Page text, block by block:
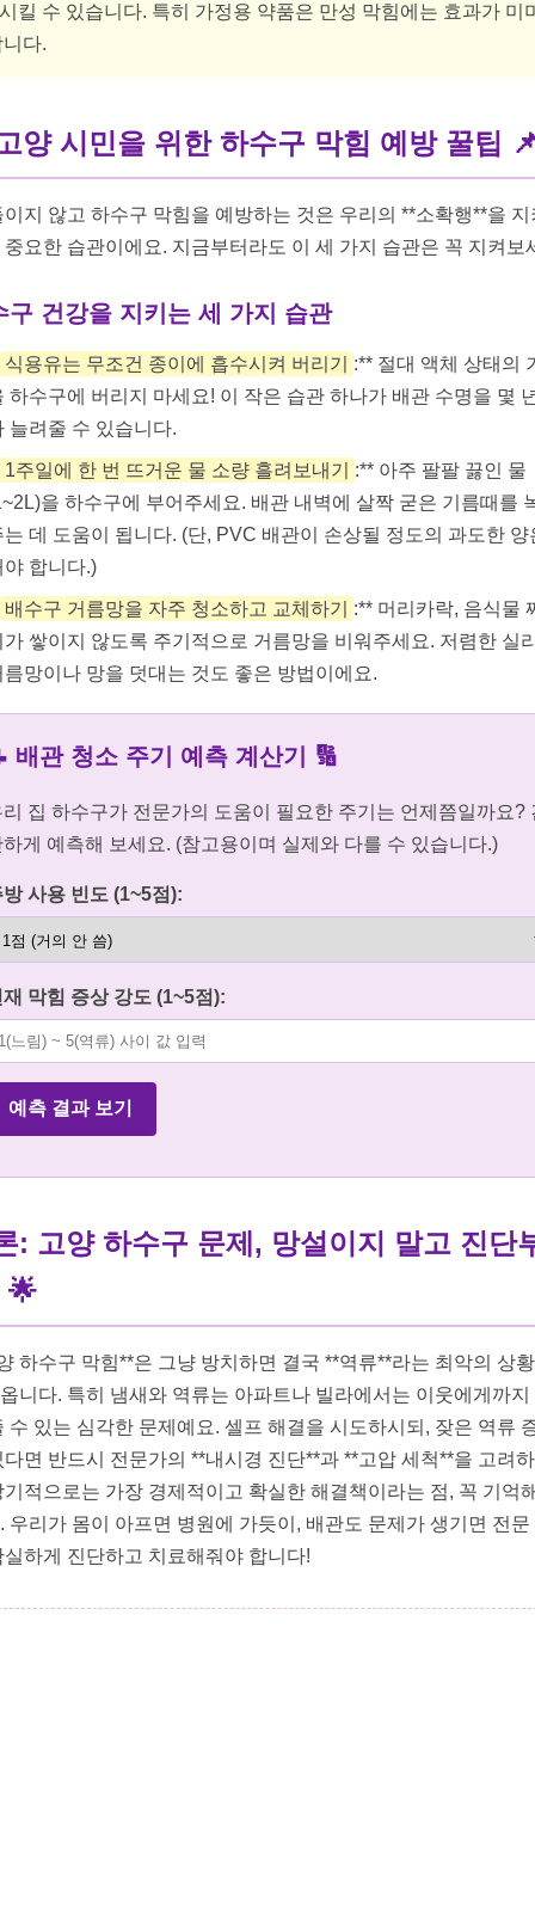
킬 수 있습니다. 특히 가정용 약품은 만성 막힘에는 효과가 미
다.
양 시민을 위한 하수구 막힘 예방 꿀팁
이지 않고 하수구 막힘을 예방하는 것은 우리의 **소확행**을 지
중요한 습관이에요. 지금부터라도 이 세 가지 습관은 꼭 지켜보
구 건강을 지키는 세 가지 습관
식용유는 무조건 종이에 흡수시켜 버리기
:** 절대 액체 상태의
하수구에 버리지 마세요! 이 작은 습관 하나가 배관 수명을 몇
늘려줄 수 있습니다.
1주일에 한 번 뜨거운 물 소량 흘려보내기
:** 아주 팔팔 끓인 물
을 하수구에 부어주세요. 배관 내벽에 살짝 굳은 기름때를
는 데 도움이 됩니다. (단, PVC 배관이 손상될 정도의 과도한 양
야 합니다.)
배수구 거름망을 자주 청소하고 교체하기
:** 머리카락, 음식물
가 쌓이지 않도록 주기적으로 거름망을 비워주세요. 저렴한 실
름망이나 망을 덧대는 것도 좋은 방법이에요.
배관 청소 주기 예측 계산기 🔢
리 집 하수구가 전문가의 도움이 필요한 주기는 언제쯤일까요?
하게 예측해 보세요. (참고용이며 실제와 다를 수 있습니다.)
사용 빈도 (1~5점):
막힘 증상 강도 (1~5점):
예측 결과 보기
: 고양 하수구 문제, 망설이지 말고 진단
🌟
하수구 막힘**은 그냥 방치하면 결국 **역류**라는 최악의 상
니다. 특히 냄새와 역류는 아파트나 빌라에서는 이웃에게까지
수 있는 심각한 문제예요. 셀프 해결을 시도하시되, 잦은 역류
다면 반드시 전문가의 **내시경 진단**과 **고압 세척**을 고려
기적으로는 가장 경제적이고 확실한 해결책이라는 점, 꼭 기억
우리가 몸이 아프면 병원에 가듯이, 배관도 문제가 생기면 전문
실하게 진단하고 치료해줘야 합니다!